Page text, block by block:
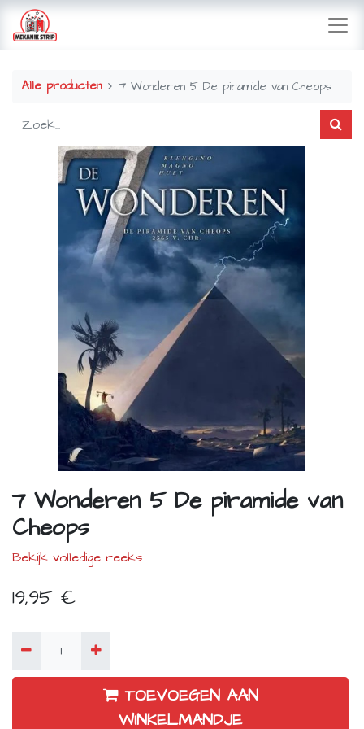
Alle producten 7 Wonderen 5 De piramide van Cheops
7 Wonderen 5 De piramide van
Cheops
Bekijk volledige reeks
19,95 €
TOEVOEGEN AAN
WINKELMANDJE